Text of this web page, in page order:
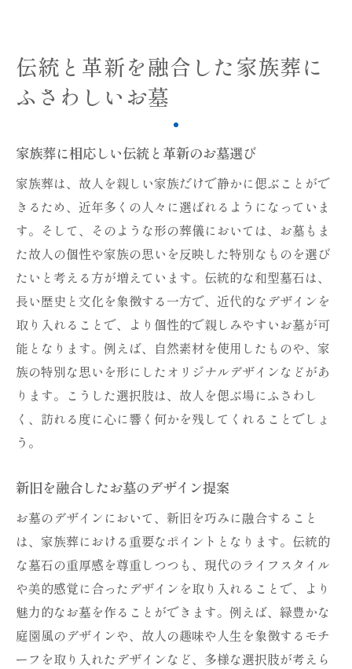
伝統と革新を融合した家族葬に
ふさわしいお墓
家族葬に相応しい伝統と革新のお墓選び
家族葬は、故人を親しい家族だけで静かに偲ぶことがで
きるため、近年多くの人々に選ばれるようになっていま
す。そして、そのような形の葬儀においては、お墓もま
た故人の個性や家族の思いを反映した特別なものを選び
たいと考える方が増えています。伝統的な和型墓石は、
長い歴史と文化を象徴する一方で、近代的なデザインを
取り入れることで、より個性的で親しみやすいお墓が可
能となります。例えば、自然素材を使用したものや、家
族の特別な思いを形にしたオリジナルデザインなどがあ
ります。こうした選択肢は、故人を偲ぶ場にふさわし
く、訪れる度に心に響く何かを残してくれることでしょ
う。
新旧を融合したお墓のデザイン提案
お墓のデザインにおいて、新旧を巧みに融合すること
は、家族葬における重要なポイントとなります。伝統的
な墓石の重厚感を尊重しつつも、現代のライフスタイル
や美的感覚に合ったデザインを取り入れることで、より
魅力的なお墓を作ることができます。例えば、緑豊かな
庭園風のデザインや、故人の趣味や人生を象徴するモチ
ーフを取り入れたデザインなど、多様な選択肢が考えら